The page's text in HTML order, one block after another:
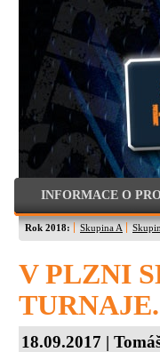
INFORMACE O
Rok 2018: Skupina A
V PLZNI
18.09.2017 |